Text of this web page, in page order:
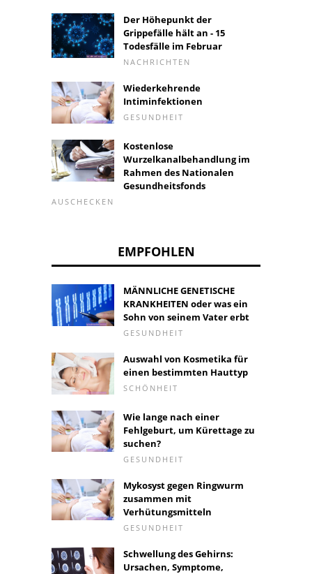
Der Höhepunkt der
Grippefälle hält an - 15
Todesfälle im Februar
NACHRICHTEN
Wiederkehrende
Intiminfektionen
GESUNDHEIT
Kostenlose
Wurzelkanalbehandlung im
Rahmen des Nationalen
Gesundheitsfonds
AUSCHECKEN
EMPFOHLEN
MÄNNLICHE GENETISCHE
KRANKHEITEN oder was ein
Sohn von seinem Vater erbt
GESUNDHEIT
Auswahl von Kosmetika für
einen bestimmten Hauttyp
SCHÖNHEIT
Wie lange nach einer
Fehlgeburt, um Kürettage zu
suchen?
GESUNDHEIT
Mykosyst gegen Ringwurm
zusammen mit
Verhütungsmitteln
GESUNDHEIT
Schwellung des Gehirns:
Ursachen, Symptome,